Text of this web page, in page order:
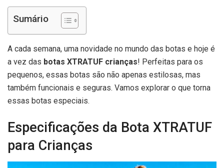
Sumário
A cada semana, uma novidade no mundo das botas e hoje é
a vez das botas XTRATUF crianças! Perfeitas para os
pequenos, essas botas são não apenas estilosas, mas
também funcionais e seguras. Vamos explorar o que torna
essas botas especiais.
Especificações da Bota XTRATUF
para Crianças